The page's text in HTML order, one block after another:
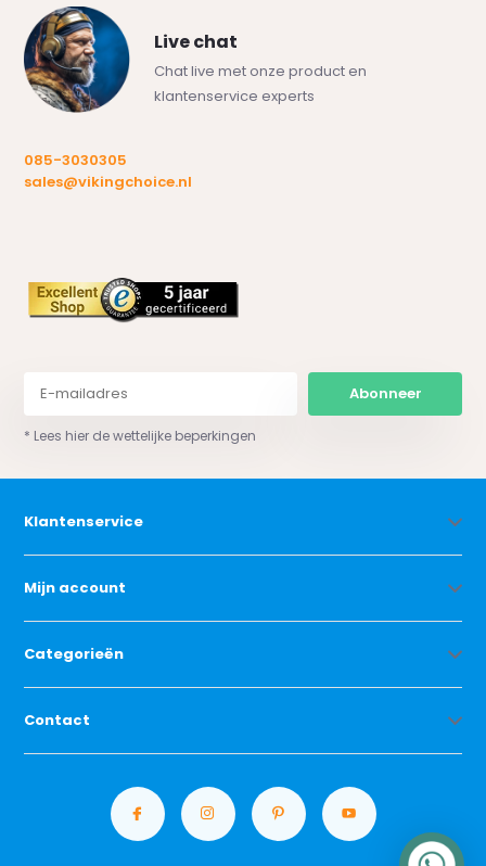
Live chat
Chat live met onze product en
klantenservice experts
085-3030305
sales@vikingchoice.nl
Abonneer
* Lees hier de wettelijke beperkingen
Klantenservice
Mijn account
Categorieën
Contact